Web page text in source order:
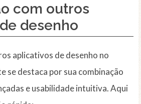
com outros
desenho
aplicativos de desenho no
se destaca por sua combinação
e usabilidade intuitiva. Aqui